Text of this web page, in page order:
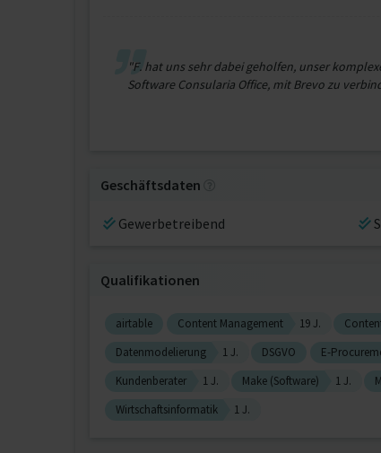
"F. hat uns sehr dabei geholfen, unser
Software Consularia Office, mit Brevo zu
Geschäftsdaten
Gewerbetreibend
Qualifikationen
airtable Content Management 19 J.
Datenmodelierung
1 J. DSGVO E-
Kundenberater
1 J. Make (Software) 1 J.
Wirtschaftsinformatik
1 J.